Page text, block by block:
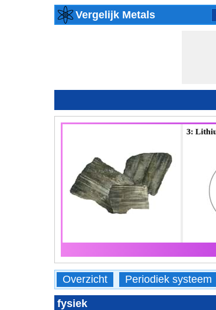
Vergelijk Metals
Overzicht Periodiek systeem
fysiek